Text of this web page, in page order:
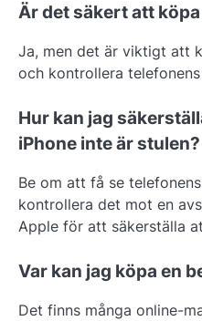
Är det säkert att
Ja, men det är viktigt att
och kontrollera
Hur kan jag
iPhone inte är stulen?
Be om att få se
kontrollera det mot en
Apple för att säkerställa
Var kan jag köpa en
Det finns många online-